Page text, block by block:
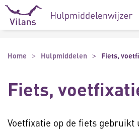
Naar hoofdinhoud
Naar footer
Home Hulpmiddelen Fiets,
Fiets,
Voetfixatie op de fiets gebruikt